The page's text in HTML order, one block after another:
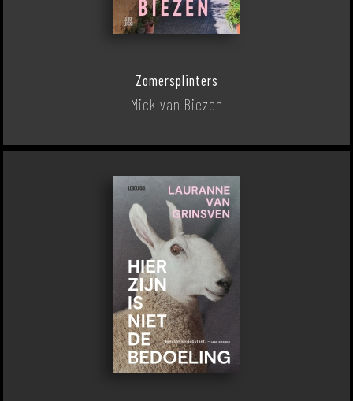
Zomersplinters
Mick van Biezen